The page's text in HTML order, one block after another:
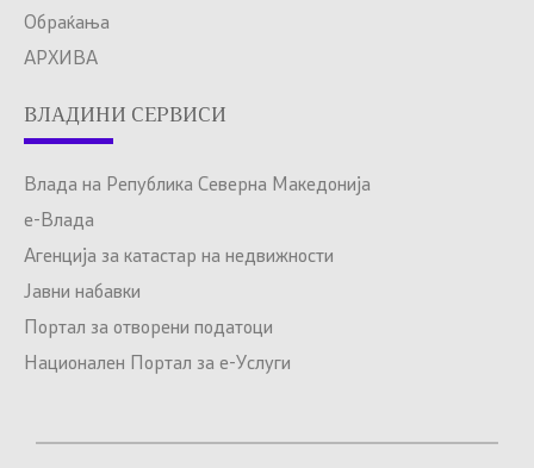
Обраќања
АРХИВА
ВЛАДИНИ СЕРВИСИ
Влада на Република Северна Македонија
е-Влада
Агенција за катастар на недвижности
Јавни набавки
Портал за отворени податоци
Национален Портал за е-Услуги